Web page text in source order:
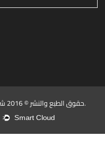
حقوق الطبع والنشر © 2016 شركة غولدن للمصباح المحدودة بنينغبو.